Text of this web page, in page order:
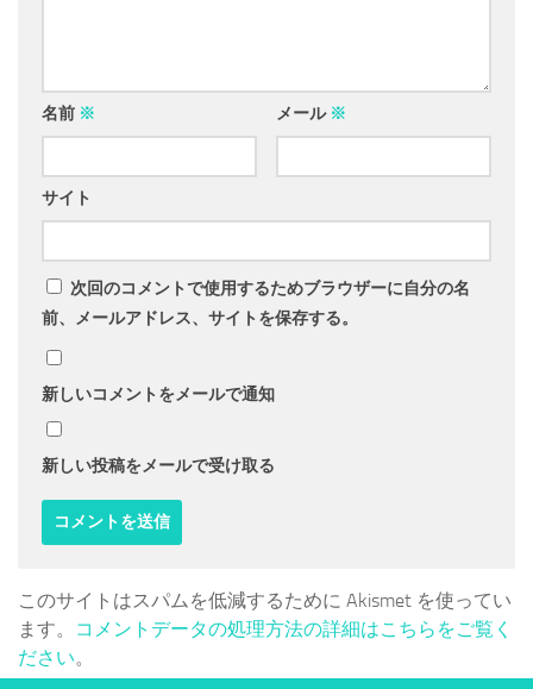
名前 ※ メール ※
サイト
次回のコメントで使用するためブラウザーに自分の名
前、メールアドレス、サイトを保存する。
新しいコメントをメールで通知
新しい投稿をメールで受け取る
このサイトはスパムを低減するために Akismet を使ってい
ます。
コメントデータの処理方法の詳細はこちらをご覧く
ださい。